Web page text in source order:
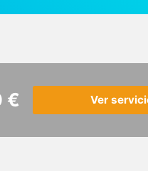
€ Ver